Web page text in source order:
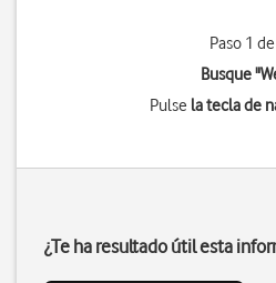
Paso 1
Busque
Pulse la tecla de
¿Te ha resultado útil esta